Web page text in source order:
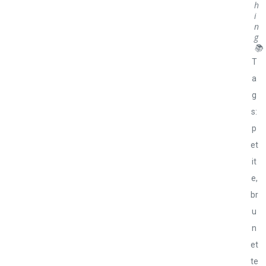
h
i
n
g
📚
T
a
g
s:
p
et
it
e,
br
u
n
et
te